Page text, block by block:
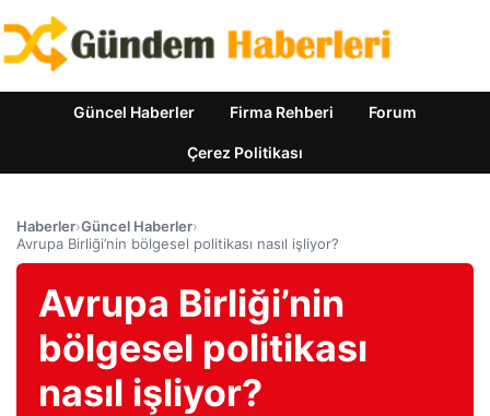
Güncel Haberler Firma Rehberi Forum
Çerez Politikası
Haberler›Güncel Haberler›
Avrupa Birliği’nin bölgesel politikası nasıl işliyor?
Avrupa Birliği’nin
bölgesel politikası
nasıl işliyor?